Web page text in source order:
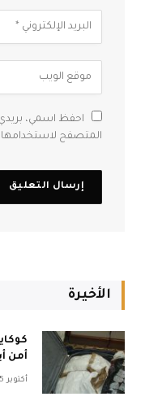
احفظ اسمي، بريدي
المتصفح لاستخدامها
الأخيرة
أمن
أكتوبر 5, 2025